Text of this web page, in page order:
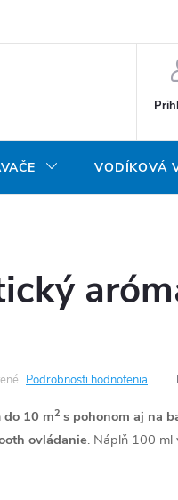
VODÍKOVÁ
Podrobnosti hodnotenia
do 10 m2 s pohonom aj na
ovládanie. Náplň 100